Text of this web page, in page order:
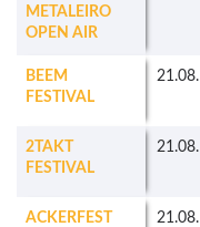
METALEIRO
OPEN AIR
BEEM
FESTIVAL
21.08.
2TAKT
FESTIVAL
21.08.
ACKERFEST
21.08.